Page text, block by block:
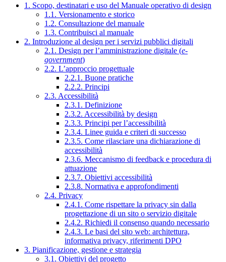
1. Scopo, destinatari e uso del Manuale operativo di design
1.1. Versionamento e storico
1.2. Consultazione del manuale
1.3. Contribuisci al manuale
2. Introduzione al design per i servizi pubblici digitali
2.1. Design per l’amministrazione digitale (e-
government)
2.2. L’approccio progettuale
2.2.1. Buone pratiche
2.2.2. Principi
2.3. Accessibilità
2.3.1. Definizione
2.3.2. Accessibilità by design
2.3.3. Principi per l’accessibilità
2.3.4. Linee guida e criteri di successo
2.3.5. Come rilasciare una dichiarazione di
accessibilità
2.3.6. Meccanismo di feedback e procedura di
attuazione
2.3.7. Obiettivi accessibilità
2.3.8. Normativa e approfondimenti
2.4. Privacy
2.4.1. Come rispettare la privacy sin dalla
progettazione di un sito o servizio digitale
2.4.2. Richiedi il consenso quando necessario
2.4.3. Le basi del sito web: architettura,
informativa privacy, riferimenti DPO
3. Pianificazione, gestione e strategia
3.1. Obiettivi del progetto